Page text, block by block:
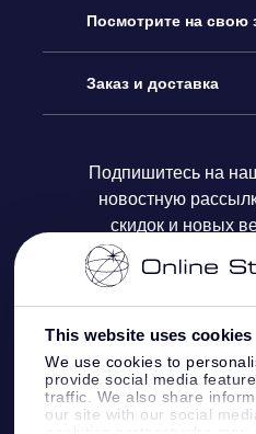
This website uses cookies
We use cookies to
provide social media
traffic. We also share
our site with our social
Как с нами связаться
Блог
Отзывы
Онлайн подарок Online
Подарочный набор OSR
Подарочная карта OSR
Корпоративные
Посмотрите на свою
Звездный реестр
One Million Stars
OSR Starsaver
VR-приложение Fly
Заказ и доставка
Платежная
Информация по
Политика возврата
Созвездиях
Подпишитесь на
новостную
скидок и новых